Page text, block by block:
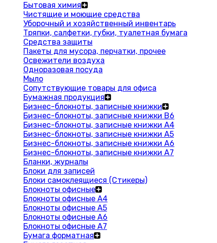
Бытовая химия
Чистящие и моющие средства
Уборочный и хозяйственный инвентарь
Тряпки, салфетки, губки, туалетная бумага
Средства защиты
Пакеты для мусора, перчатки, прочее
Освежители воздуха
Одноразовая посуда
Мыло
Сопутствующие товары для офиса
Бумажная продукция
Бизнес-блокноты, записные книжки
Бизнес-блокноты, записные книжки В6
Бизнес-блокноты, записные книжки A4
Бизнес-блокноты, записные книжки А5
Бизнес-блокноты, записные книжки А6
Бизнес-блокноты, записные книжки А7
Бланки, журналы
Блоки для записей
Блоки самоклеящиеся (Стикеры)
Блокноты офисные
Блокноты офисные A4
Блокноты офисные A5
Блокноты офисные A6
Блокноты офисные A7
Бумага форматная